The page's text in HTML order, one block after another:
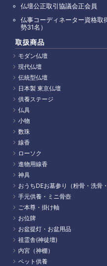
仏壇公正取引協議会正会員
仏事コーディネーター資格取
勢31名）
取扱商品
モダン仏壇
現代仏壇
伝統型仏壇
日本製 東京仏壇
供養ステージ
仏具
小物
数珠
線香
ローソク
進物用線香
神具
おうちDEお墓参り（粉骨・洗骨
手元供養・ミニ骨壺
ご本尊・掛け軸
お位牌
お盆提灯・お盆用品
祖霊舎(神徒壇)
内宮（神棚）
ペット供養